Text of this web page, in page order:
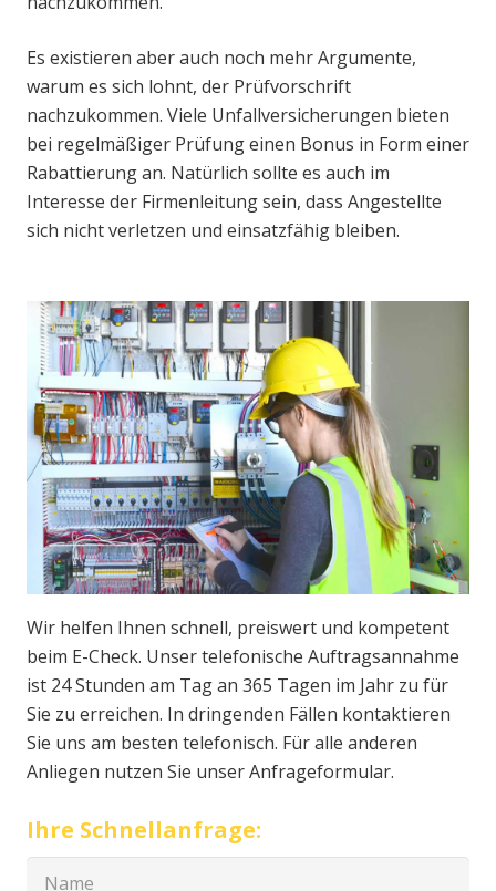
Es existieren aber auch noch mehr Argumente,
warum es sich lohnt, der Prüfvorschrift
nachzukommen. Viele Unfallversicherungen bieten
bei regelmäßiger Prüfung einen Bonus in Form einer
Rabattierung an. Natürlich sollte es auch im
Interesse der Firmenleitung sein, dass Angestellte
sich nicht verletzen und einsatzfähig bleiben.
Wir helfen Ihnen schnell, preiswert und kompetent
beim E-Check. Unser telefonische Auftragsannahme
ist 24 Stunden am Tag an 365 Tagen im Jahr zu für
Sie zu erreichen. In dringenden Fällen kontaktieren
Sie uns am besten telefonisch. Für alle anderen
Anliegen nutzen Sie unser Anfrageformular.
Ihre Schnellanfrage: